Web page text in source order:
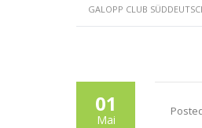
GALOPP CLUB
01
Mai